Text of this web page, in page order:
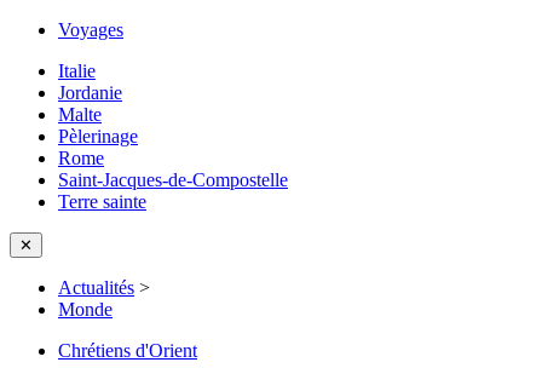
Voyages
Italie
Jordanie
Malte
Pèlerinage
Rome
Saint-Jacques-de-Compostelle
Terre sainte
✕
Actualités >
Monde
Chrétiens d'Orient